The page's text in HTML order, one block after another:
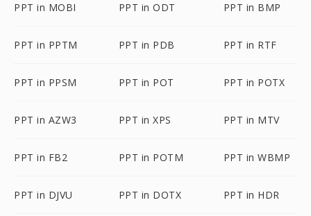
PPT in MOBI PPT in ODT PPT in BMP
PPT in PPTM PPT in PDB PPT in RTF
PPT in PPSM PPT in POT PPT in POTX
PPT in AZW3 PPT in XPS PPT in MTV
PPT in FB2 PPT in POTM PPT in WBMP
PPT in DJVU PPT in DOTX PPT in HDR